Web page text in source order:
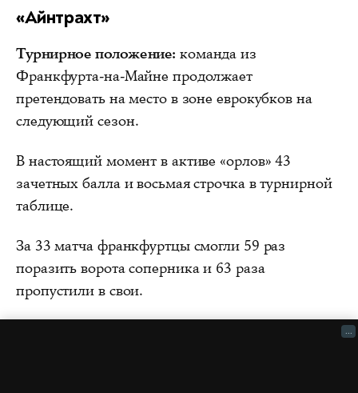
«Айнтрахт»
Турнирное положение: команда из
Франкфурта-на-Майне продолжает
претендовать на место в зоне еврокубков на
следующий сезон.
В настоящий момент в активе «орлов» 43
зачетных балла и восьмая строчка в турнирной
таблице.
За 33 матча франкфуртцы смогли 59 раз
поразить ворота соперника и 63 раза
пропустили в свои.
...